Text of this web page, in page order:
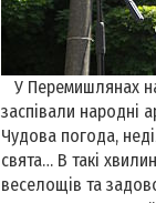
У Перемишлянах
заспівали народні
Чудова погода,
свята… В такі
веселощів та